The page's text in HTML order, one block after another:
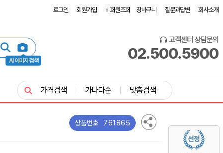
로그인 회원가입 비회원조회 장바구니 질문과답변 회사소개
AI 이미지 검색
고객센터 상담문의
02.500.5900
가격검색 가나다순 맞춤검색
상품번호 761865